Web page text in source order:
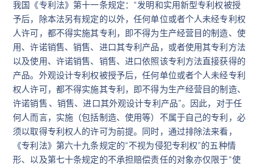
我国《专利法》第十一条规定：“发明和实用新型专利权被授
予后，除本法另有规定的以外，任何单位或者个人未经专利权
人许可，都不得实施其专利，即不得为生产经营目的制造、使
用、许诺销售、销售、进口其专利产品，或者使用其专利方法
以及使用、许诺销售、销售、进口依照该专利方法直接获得的
产品。外观设计专利权被授予后，任何单位或者个人未经专利
权人许可，都不得实施其专利，即不得为生产经营目的制造、
许诺销售 、销售、进口其外观设计专利产品”。因此，对于任
何人而言，实施（包括制造、使用等）不属于自己的专利，必
须以取得专利权人的许可为前提。同时，通过排除法来看，
《专利法》第六十九条规定的“不视为侵犯专利权”的五种情
形、以及第七十条规定的不承担赔偿责任的对象亦仅限于“使